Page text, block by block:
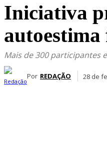
Iniciativa
Mais de 300 participantes
Por REDAÇÃO 28 de